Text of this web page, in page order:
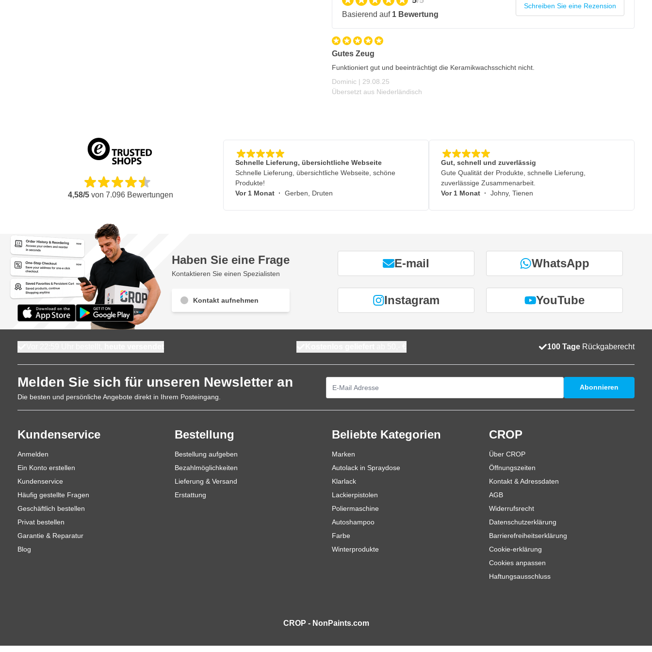
Basierend auf 1 Bewertung
Schreiben Sie eine Rezension
Gutes Zeug
Funktioniert gut und beeinträchtigt die Keramikwachsschicht nicht.
Dominic | 29. August 2025
29.08.25
Übersetzt aus Niederländisch
4,58/5von 7.096Bewertungen
Schnelle Lieferung, übersichtliche Webseite
Schnelle Lieferung, übersichtliche Webseite, schöne
Produkte!
Vor 1 Monat · Gerben, Druten
Gut, schnell und zuverlässig
Gute Qualität der Produkte, schnelle Lieferung,
zuverlässige Zusammenarbeit.
Vor 1 Monat · Johny, Tienen
Haben Sie eine Frage
Kontaktieren Sie einen Spezialisten
Kontakt aufnehmen
E-mail WhatsApp
Instagram YouTube
100 Tage Rückgaberecht
Melden Sie sich für unseren Newsletter an
Die besten und persönliche Angebote direkt in Ihrem Posteingang.
Abonnieren
Kundenservice
Anmelden
Ein Konto erstellen
Kundenservice
Häufig gestellte Fragen
Geschäftlich bestellen
Privat bestellen
Garantie & Reparatur
Blog
Bestellung
Bestellung aufgeben
Bezahlmöglichkeiten
Lieferung & Versand
Erstattung
Beliebte Kategorien
Marken
Autolack in Spraydose
Klarlack
Lackierpistolen
Poliermaschine
Autoshampoo
Farbe
Winterprodukte
CROP
Über CROP
Öffnungszeiten
Kontakt & Adressdaten
AGB
Widerrufsrecht
Datenschutzerklärung
Barrierefreiheitserklärung
Cookie-erklärung
Cookies anpassen
Haftungsausschluss
CROP - NonPaints.com